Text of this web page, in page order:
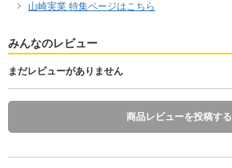
山崎実業 特集ページはこちら
みんなのレビュー
まだレビューがありません
商品レビューを投稿する